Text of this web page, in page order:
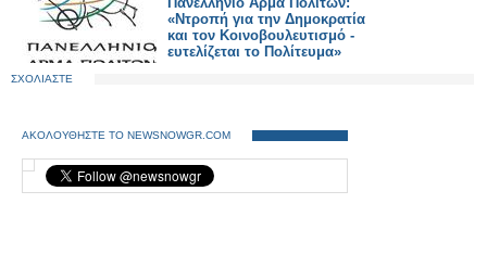
«Ντροπή για την Δημοκρατία
και τον Κοινοβουλευτισμό -
ευτελίζεται το Πολίτευμα»
ΣΧΟΛΙΑΣΤΕ
ΑΚΟΛΟΥΘΗΣΤΕ ΤΟ NEWSNOWGR.COM